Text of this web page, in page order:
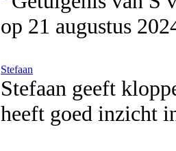
op 21 augustus
Stefaan
Stefaan geeft
heeft goed inzicht